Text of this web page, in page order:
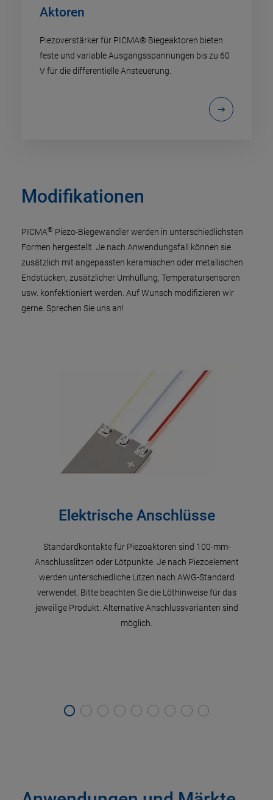
Aktoren
Piezoverstärker für PICMA® Biegeaktoren bieten
feste und variable Ausgangsspannungen bis zu 60
V für die differentielle Ansteuerung.
Modifikationen
PICMA® Piezo-Biegewandler werden in unterschiedlichsten
Formen hergestellt. Je nach Anwendungsfall können sie
zusätzlich mit angepassten keramischen oder metallischen
Endstücken, zusätzlicher Umhüllung, Temperatursensoren
usw. konfektioniert werden. Auf Wunsch modifizieren wir
gerne. Sprechen Sie uns an!
Elektrische Anschlüsse
Standardkontakte für Piezoaktoren sind 100-mm-
Anschlusslitzen oder Lötpunkte. Je nach Piezoelement
werden unterschiedliche Litzen nach AWG-Standard
verwendet. Bitte beachten Sie die Löthinweise für das
jeweilige Produkt. Alternative Anschlussvarianten sind
möglich.